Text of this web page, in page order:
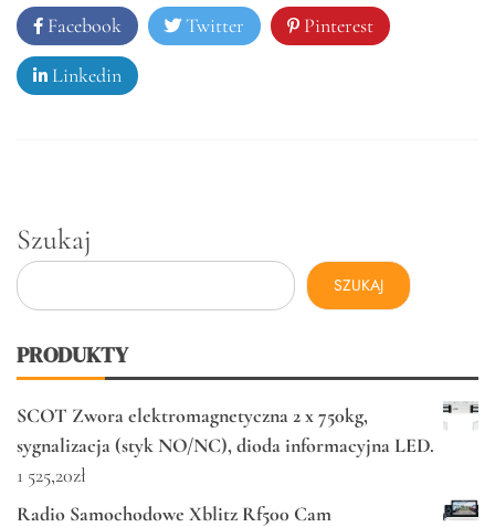
Facebook Twitter Pinterest
Linkedin
Szukaj
SZUKAJ
PRODUKTY
SCOT Zwora elektromagnetyczna 2 x 750kg,
sygnalizacja (styk NO/NC), dioda informacyjna LED.
1 525,20zł
Radio Samochodowe Xblitz Rf500 Cam